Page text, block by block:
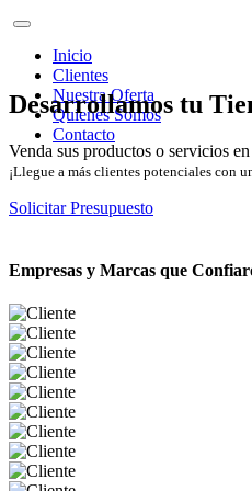
Inicio
Clientes
Nuestra Oferta
Quienes Somos
Contacto
Desarrollamos tu
Venda sus productos o servicios
¡Llegue a más clientes potenciales con
Solicitar Presupuesto
Empresas y Marcas que